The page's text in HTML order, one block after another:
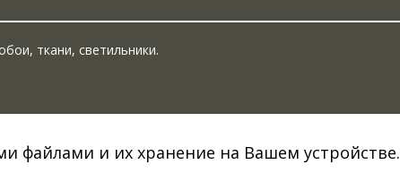
ткани, светильники.
файлами и их хранение на Вашем устройстве.